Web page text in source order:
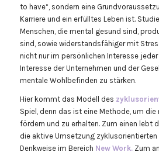
to have“, sondern eine
Karriere und ein erfülltes Leben ist.
Menschen, die mental gesund sind,
sind, sowie widerstandsfähiger mit
nicht nur im persönlichen Interesse jeder
Interesse der Unternehmen und der
mentale Wohlbefinden zu stärken.
Hier kommt das Modell des
Spiel, denn das ist eine Methode, um
fördern und zu erhalten. Zum einen lebt
die aktive Umsetzung
Denkweise im Bereich New Work.Zum